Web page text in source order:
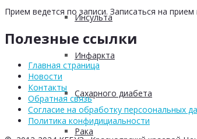
Инсульта
Инфаркта
Сахарного диабета
Рака
Прием ведется по записи. Записаться на
Полезные ссылки
Главная страница
Новости
Контакты
Обратная связь
Согласие на обработку персоональных
Политика конфидициальности